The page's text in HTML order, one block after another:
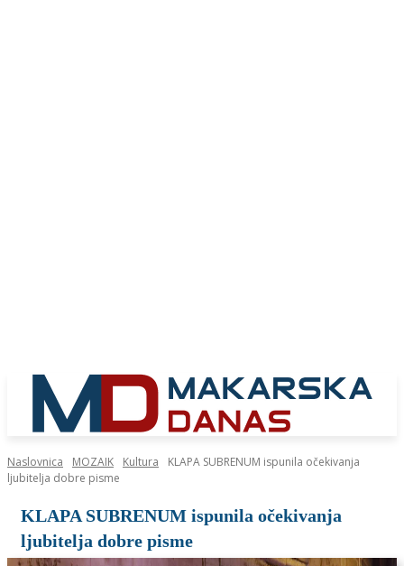
Naslovnica MOZAIK Kultura
KLAPA SUBRENUM ispunila očekivanja
ljubitelja dobre pisme
KLAPA SUBRENUM ispunila očekivanja
ljubitelja dobre pisme